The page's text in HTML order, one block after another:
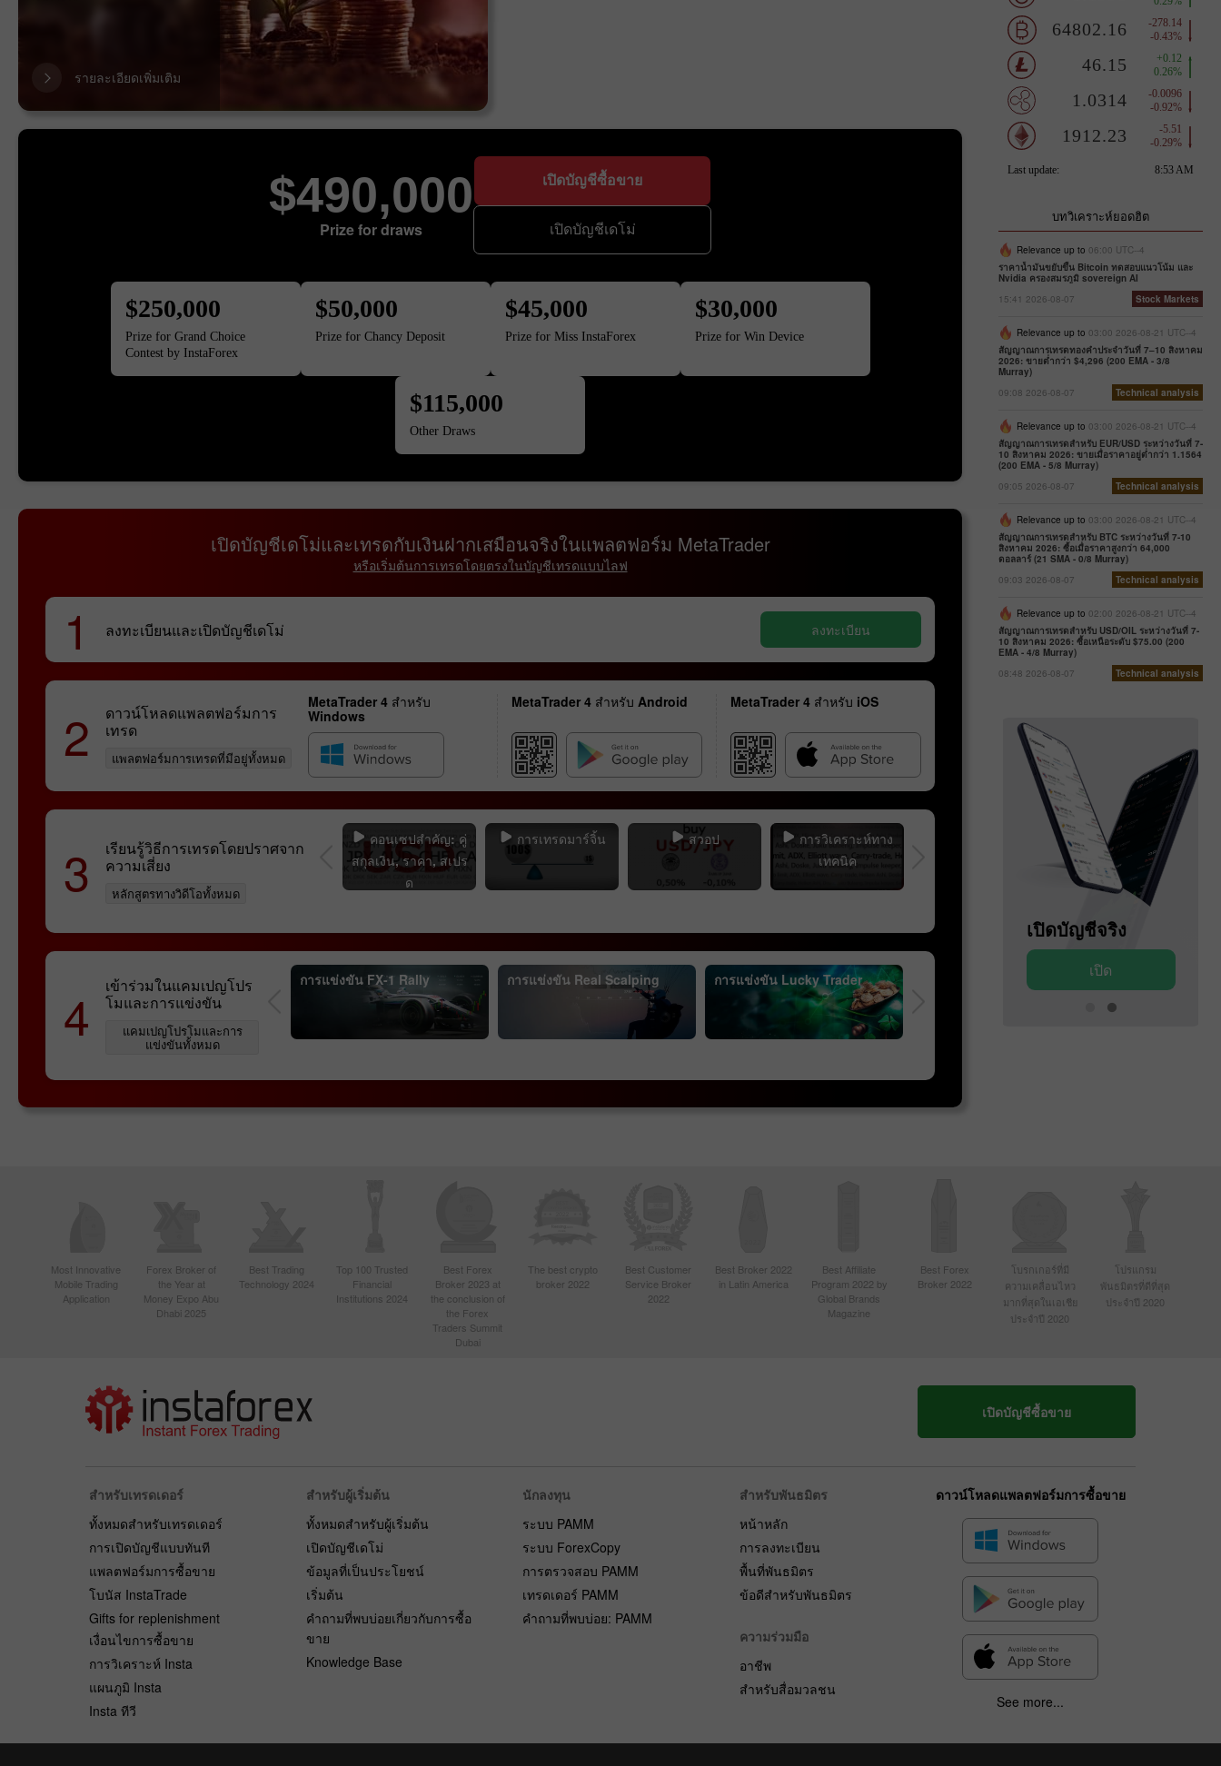
รายละเอียดเพิ่มเติม
$490,000
Prize for draws
เปิดบัญชีซื้อขาย
เปิดบัญชีเดโม่
$250,000
Prize for Grand Choice
Contest by InstaForex
$50,000
Prize for Chancy Deposit
$45,000
Prize for Miss InstaForex
$30,000
Prize for Win Device
$115,000
Other Draws
เปิดบัญชีเดโม่และเทรดกับเงินฝากเสมือนจริงในแพลตฟอร์ม MetaTrader
หรือเริ่มต้นการเทรดโดยตรงในบัญชีเทรดแบบไลฟ
1 ลงทะเบียนและเปิดบัญชีเดโม่ ลงทะเบียน
2
ดาวน์โหลดแพลตฟอร์มการ
เทรด
แพลตฟอร์มการเทรดที่มีอยู่ทั้งหมด
MetaTrader 4 สำหรับ
Windows
MetaTrader 4 สำหรับ Android MetaTrader 4 สำหรับ iOS
3
เรียนรู้วิธีการเทรดโดยปราศจาก
ความเสี่ยง
หลักสูตรทางวิดีโอทั้งหมด
สัญญาฟิวเจอร์ส
ข้อมูลจำเพาะของ
คอนเซปสำคัญ: คู่
สกุลเงิน, ราคา, สเปร
ด
การเทรดมาร์จิ้น สวอป
การวิเคราะห์ทาง
เทคนิค
ข้อมูลจำเพาะของ
คู่สกุลเงิน
4
เข้าร่วมในแคมเปญโปร
โมและการแข่งขัน
แคมเปญโปรโมและการ
แข่งขันทั้งหมด
การแข่งขัน InstaForex Great
Race
การแข่งขัน FX-1 Rally การแข่งขัน Real Scalping การแข่งขัน Lucky Trader การแข่งขัน InstaForex Sniper
การแข่งขัน
Race
บทวิเคราะห์ยอดฮิต
Relevance up to 06:00 UTC--4
ราคาน้ำมันขยับขึ้น Bitcoin ทดสอบแนวโน้ม และ
Nvidia ครองสมรภูมิ sovereign AI
15:41 2026-08-07
Stock Markets
Relevance up to 03:00 2026-08-21 UTC--4
สัญญาณการเทรดทองคำประจำวันที่ 7–10 สิงหาคม
2026: ขายต่ำกว่า $4,296 (200 EMA - 3/8
Murray)
09:08 2026-08-07
Technical analysis
Relevance up to 03:00 2026-08-21 UTC--4
สัญญาณการเทรดสำหรับ EUR/USD ระหว่างวันที่ 7-
10 สิงหาคม 2026: ขายเมื่อราคาอยู่ต่ำกว่า 1.1564
(200 EMA - 5/8 Murray)
09:05 2026-08-07
Technical analysis
Relevance up to 03:00 2026-08-21 UTC--4
สัญญาณการเทรดสำหรับ BTC ระหว่างวันที่ 7-10
สิงหาคม 2026: ซื้อเมื่อราคาสูงกว่า 64,000
ดอลลาร์ (21 SMA - 0/8 Murray)
09:03 2026-08-07
Technical analysis
Relevance up to 02:00 2026-08-21 UTC--4
สัญญาณการเทรดสำหรับ USD/OIL ระหว่างวันที่ 7-
10 สิงหาคม 2026: ซื้อเหนือระดับ $75.00 (200
EMA - 4/8 Murray)
08:48 2026-08-07
Technical analysis
เปิดบัญชีสาธิต
เปิด
เปิดบัญชีจริง
เปิด
เปิดบัญชีสาธิต
เปิด
เปิดบัญชีจริง
เปิด
Most Innovative
Mobile Trading
Application
Forex Broker of
the Year at
Money Expo Abu
Dhabi 2025
Best Trading
Technology 2024
Top 100 Trusted
Financial
Institutions 2024
Best Forex
Broker 2023 at
the conclusion of
the Forex
Traders Summit
Dubai
The best crypto
broker 2022
Best Customer
Service Broker
2022
Best Broker 2022
in Latin America
Best Affiliate
Program 2022 by
Global Brands
Magazine
Best Forex
Broker 2022
โบรกเกอร์ที่มี
ความเคลื่อนไหว
มากที่สุดในเอเชีย
ประจำปี 2020
โปรแกรม
พันธมิตรที่ดีที่สุด
ประจำปี 2020
เปิดบัญชีซื้อขาย
สำหรับเทรดเดอร์
ทั้งหมดสำหรับเทรดเดอร์
การเปิดบัญชีแบบทันที
แพลตฟอร์มการซื้อขาย
โบนัส InstaTrade
Gifts for replenishment
เงื่อนไขการซื้อขาย
การวิเคราะห์ Insta
แผนภูมิ Insta
Insta ทีวี
สำหรับผู้เริ่มต้น
ทั้งหมดสำหรับผู้เริ่มต้น
เปิดบัญชีเดโม่
ข้อมูลที่เป็นประโยชน์
เริ่มต้น
คำถามที่พบบ่อยเกี่ยวกับการซื้อ
ขาย
Knowledge Base
นักลงทุน
ระบบ PAMM
ระบบ ForexCopy
การตรวจสอบ PAMM
เทรดเดอร์ PAMM
คำถามที่พบบ่อย: PAMM
สำหรับพันธมิตร
หน้าหลัก
การลงทะเบียน
พื้นที่พันธมิตร
ข้อดีสำหรับพันธมิตร
ความร่วมมือ
อาชีพ
สำหรับสื่อมวลชน
ดาวน์โหลดแพลตฟอร์มการซื้อขาย
See more...